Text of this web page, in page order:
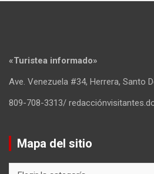
«Turistea informado»
Ave. Venezuela #34, Herrera, Santo
809-708-3313/
Mapa del sitio